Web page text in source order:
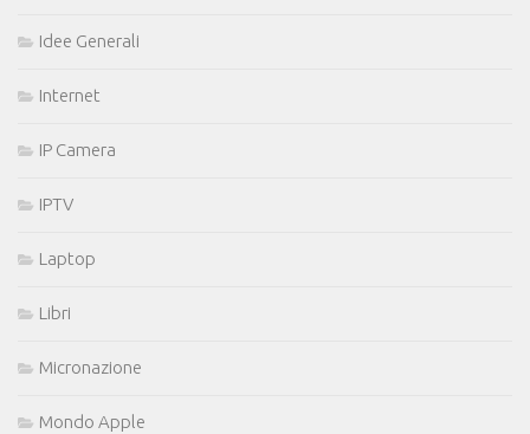
Idee Generali
Internet
IP Camera
IPTV
Laptop
Libri
Micronazione
Mondo Apple